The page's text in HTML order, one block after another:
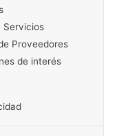
Servicios
Proveedores
de interés